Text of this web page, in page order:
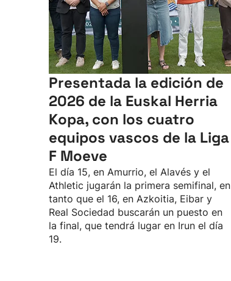
Presentada la edición de
2026 de la Euskal Herria
Kopa, con los cuatro
equipos vascos de la Liga
F Moeve
El día 15, en Amurrio, el Alavés y el
Athletic jugarán la primera semifinal, en
tanto que el 16, en Azkoitia, Eibar y
Real Sociedad buscarán un puesto en
la final, que tendrá lugar en Irun el día
19.